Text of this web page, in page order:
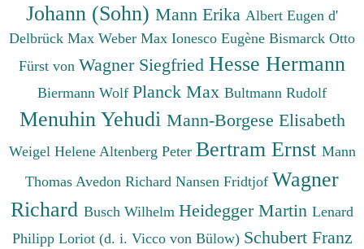
Johann (Sohn) Mann Erika Albert Eugen d'
Delbrück Max Weber Max Ionesco Eugène Bismarck Otto
Fürst von Wagner Siegfried Hesse Hermann
Biermann Wolf Planck Max Bultmann Rudolf
Menuhin Yehudi Mann-Borgese Elisabeth
Weigel Helene Altenberg Peter Bertram Ernst Mann
Thomas Avedon Richard Nansen Fridtjof Wagner
Richard Busch Wilhelm Heidegger Martin Lenard
Philipp Loriot (d. i. Vicco von Bülow) Schubert Franz